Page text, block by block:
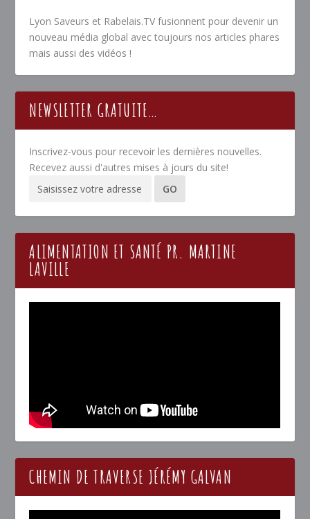
Lyon Saveurs et Rabelais.TV fusionnent pour devenir un
nouveau média global avec toujours nos articles phares
mais aussi des vidéos !
NEWSLETTER GRATUITE…
Inscrivez-vous pour recevoir les dernières nouvelles.
Recevez aussi d'autres mises à jours du site!
ALIMENTATION ET SANTÉ PR. MARTINE
LAVILLE
CHEMIN DE TRAVERSE JÉRÉMY GALVAN